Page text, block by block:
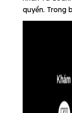
quyền. Trong